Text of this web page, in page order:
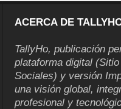
ACERCA DE
TallyHo, publicación
plataforma digital
Sociales) y versión
una visión global,
profesional y